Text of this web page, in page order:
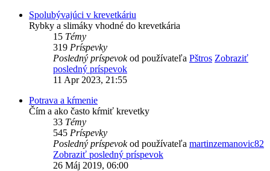
Spolubývajúci v krevetkáriu
Rybky a slimáky vhodné do krevetkária
15 Témy
319 Príspevky
Posledný príspevokod používateľa Pštros Zobraziť
posledný príspevok
11 Apr 2023, 21:55
Potrava a kŕmenie
Čím a ako často kŕmiť krevetky
33 Témy
545 Príspevky
Posledný príspevokod používateľa martinzemanovic82
Zobraziť posledný príspevok
26 Máj 2019, 06:00